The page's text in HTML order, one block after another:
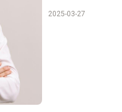
2025-03-27